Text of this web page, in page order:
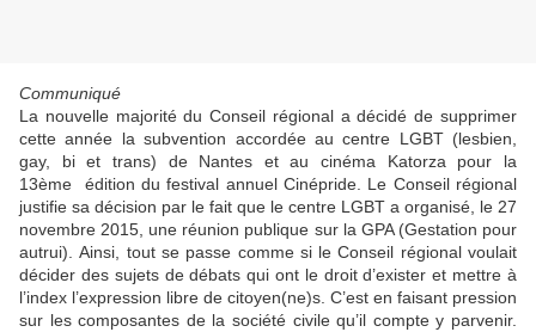
Communiqué
La nouvelle majorité du Conseil régional a décidé de supprimer
cette année la subvention accordée au centre LGBT (lesbien,
gay, bi et trans) de Nantes et au cinéma Katorza pour la
13ème édition du festival annuel Cinépride. Le Conseil régional
justifie sa décision par le fait que le centre LGBT a organisé, le 27
novembre 2015, une réunion publique sur la GPA (Gestation pour
autrui). Ainsi, tout se passe comme si le Conseil régional voulait
décider des sujets de débats qui ont le droit d’exister et mettre à
l’index l’expression libre de citoyen(ne)s. C’est en faisant pression
sur les composantes de la société civile qu’il compte y parvenir.